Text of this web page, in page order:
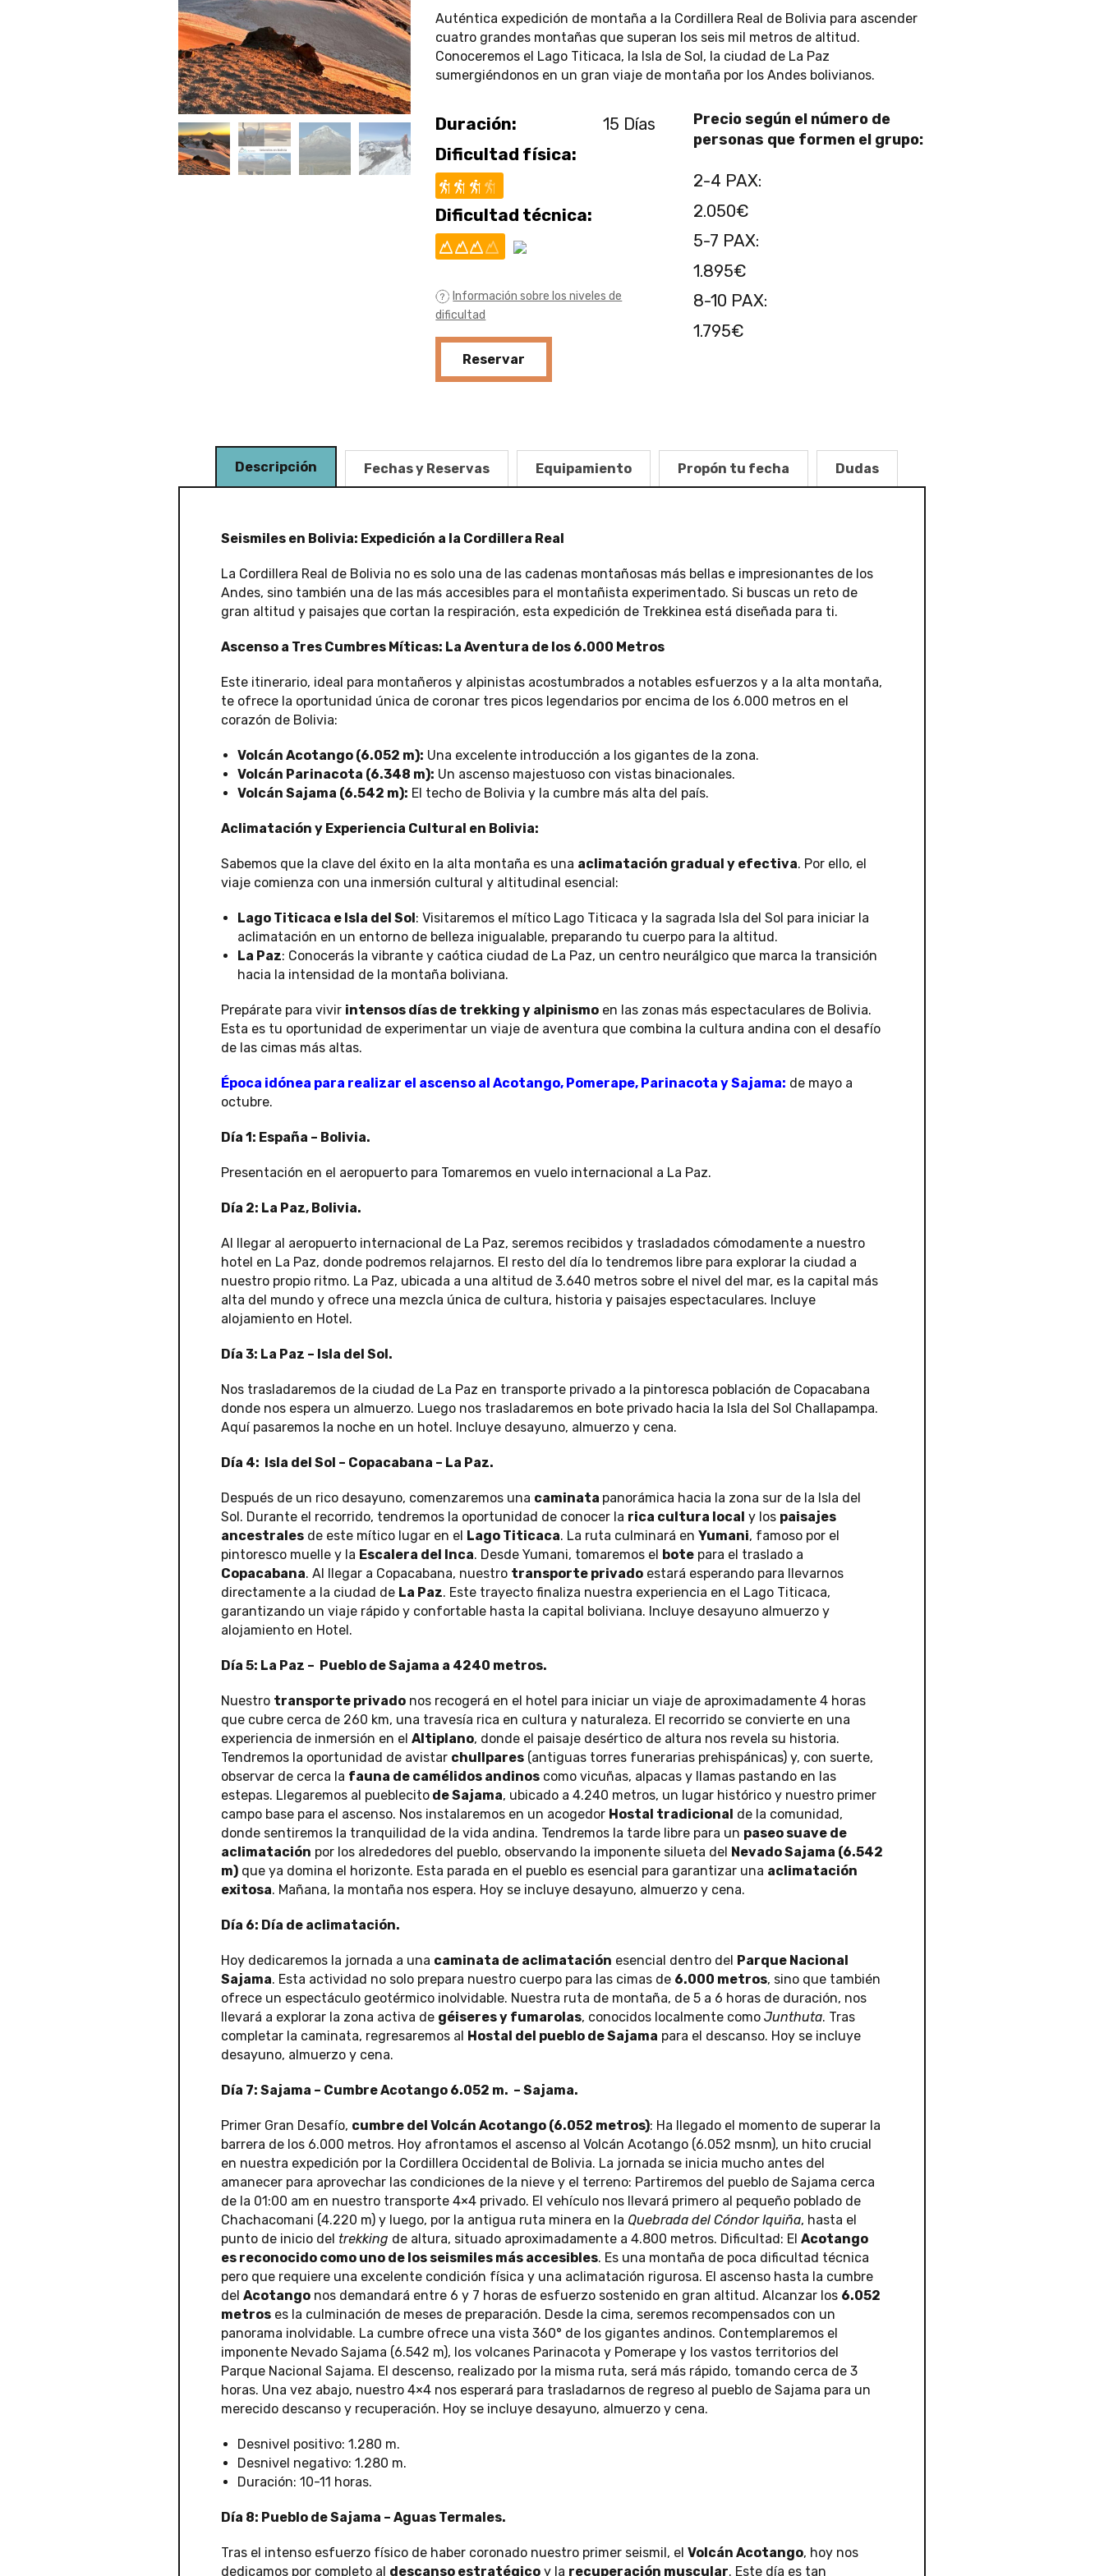
Auténtica expedición de montaña a la Cordillera Real de Bolivia para ascender
cuatro grandes montañas que superan los seis mil metros de altitud.
Conoceremos el Lago Titicaca, la Isla de Sol, la ciudad de La Paz
sumergiéndonos en un gran viaje de montaña por los Andes bolivianos.
Duración:
15 Días
Dificultad física:
Dificultad técnica:
Información sobre los niveles de
dificultad
Reservar
Precio según el número de
personas que formen el grupo:
2-4 PAX:
2.050€
5-7 PAX:
1.895€
8-10 PAX:
1.795€
Descripción Fechas y Reservas Equipamiento Propón tu fecha Dudas
Seismiles en Bolivia: Expedición a la Cordillera Real
La Cordillera Real de Bolivia no es solo una de las cadenas montañosas más bellas e impresionantes de los
Andes, sino también una de las más accesibles para el montañista experimentado. Si buscas un reto de
gran altitud y paisajes que cortan la respiración, esta expedición de Trekkinea está diseñada para ti.
Ascenso a Tres Cumbres Míticas: La Aventura de los 6.000 Metros
Este itinerario, ideal para montañeros y alpinistas acostumbrados a notables esfuerzos y a la alta montaña,
te ofrece la oportunidad única de coronar tres picos legendarios por encima de los 6.000 metros en el
corazón de Bolivia:
Volcán Acotango (6.052 m): Una excelente introducción a los gigantes de la zona.
Volcán Parinacota (6.348 m): Un ascenso majestuoso con vistas binacionales.
Volcán Sajama (6.542 m): El techo de Bolivia y la cumbre más alta del país.
Aclimatación y Experiencia Cultural en Bolivia:
Sabemos que la clave del éxito en la alta montaña es una aclimatación gradual y efectiva. Por ello, el
viaje comienza con una inmersión cultural y altitudinal esencial:
Lago Titicaca e Isla del Sol: Visitaremos el mítico Lago Titicaca y la sagrada Isla del Sol para iniciar la
aclimatación en un entorno de belleza inigualable, preparando tu cuerpo para la altitud.
La Paz: Conocerás la vibrante y caótica ciudad de La Paz, un centro neurálgico que marca la transición
hacia la intensidad de la montaña boliviana.
Prepárate para vivir intensos días de trekking y alpinismo en las zonas más espectaculares de Bolivia.
Esta es tu oportunidad de experimentar un viaje de aventura que combina la cultura andina con el desafío
de las cimas más altas.
Época idónea para realizar el ascenso al Acotango, Pomerape, Parinacota y Sajama: de mayo a
octubre.
Día 1: España – Bolivia.
Presentación en el aeropuerto para Tomaremos en vuelo internacional a La Paz.
Día 2: La Paz, Bolivia.
Al llegar al aeropuerto internacional de La Paz, seremos recibidos y trasladados cómodamente a nuestro
hotel en La Paz, donde podremos relajarnos. El resto del día lo tendremos libre para explorar la ciudad a
nuestro propio ritmo. La Paz, ubicada a una altitud de 3.640 metros sobre el nivel del mar, es la capital más
alta del mundo y ofrece una mezcla única de cultura, historia y paisajes espectaculares. Incluye
alojamiento en Hotel.
Día 3: La Paz – Isla del Sol.
Nos trasladaremos de la ciudad de La Paz en transporte privado a la pintoresca población de Copacabana
donde nos espera un almuerzo. Luego nos trasladaremos en bote privado hacia la Isla del Sol Challapampa.
Aquí pasaremos la noche en un hotel. Incluye desayuno, almuerzo y cena.
Día 4: Isla del Sol – Copacabana – La Paz.
Después de un rico desayuno, comenzaremos una caminata panorámica hacia la zona sur de la Isla del
Sol. Durante el recorrido, tendremos la oportunidad de conocer la rica cultura local y los paisajes
ancestrales de este mítico lugar en el Lago Titicaca. La ruta culminará en Yumani, famoso por el
pintoresco muelle y la Escalera del Inca. Desde Yumani, tomaremos el bote para el traslado a
Copacabana. Al llegar a Copacabana, nuestro transporte privado estará esperando para llevarnos
directamente a la ciudad de La Paz. Este trayecto finaliza nuestra experiencia en el Lago Titicaca,
garantizando un viaje rápido y confortable hasta la capital boliviana. Incluye desayuno almuerzo y
alojamiento en Hotel.
Día 5: La Paz – Pueblo de Sajama a 4240 metros.
Nuestro transporte privado nos recogerá en el hotel para iniciar un viaje de aproximadamente 4 horas
que cubre cerca de 260 km, una travesía rica en cultura y naturaleza. El recorrido se convierte en una
experiencia de inmersión en el Altiplano, donde el paisaje desértico de altura nos revela su historia.
Tendremos la oportunidad de avistar chullpares (antiguas torres funerarias prehispánicas) y, con suerte,
observar de cerca la fauna de camélidos andinos como vicuñas, alpacas y llamas pastando en las
estepas. Llegaremos al pueblecito de Sajama, ubicado a 4.240 metros, un lugar histórico y nuestro primer
campo base para el ascenso. Nos instalaremos en un acogedor Hostal tradicional de la comunidad,
donde sentiremos la tranquilidad de la vida andina. Tendremos la tarde libre para un paseo suave de
aclimatación por los alrededores del pueblo, observando la imponente silueta del Nevado Sajama (6.542
m) que ya domina el horizonte. Esta parada en el pueblo es esencial para garantizar una aclimatación
exitosa. Mañana, la montaña nos espera. Hoy se incluye desayuno, almuerzo y cena.
Día 6: Día de aclimatación.
Hoy dedicaremos la jornada a una caminata de aclimatación esencial dentro del Parque Nacional
Sajama. Esta actividad no solo prepara nuestro cuerpo para las cimas de 6.000 metros, sino que también
ofrece un espectáculo geotérmico inolvidable. Nuestra ruta de montaña, de 5 a 6 horas de duración, nos
llevará a explorar la zona activa de géiseres y fumarolas, conocidos localmente como Junthuta. Tras
completar la caminata, regresaremos al Hostal del pueblo de Sajama para el descanso. Hoy se incluye
desayuno, almuerzo y cena.
Día 7: Sajama – Cumbre Acotango 6.052 m. – Sajama.
Primer Gran Desafío, cumbre del Volcán Acotango (6.052 metros): Ha llegado el momento de superar la
barrera de los 6.000 metros. Hoy afrontamos el ascenso al Volcán Acotango (6.052 msnm), un hito crucial
en nuestra expedición por la Cordillera Occidental de Bolivia. La jornada se inicia mucho antes del
amanecer para aprovechar las condiciones de la nieve y el terreno: Partiremos del pueblo de Sajama cerca
de la 01:00 am en nuestro transporte 4×4 privado. El vehículo nos llevará primero al pequeño poblado de
Chachacomani (4.220 m) y luego, por la antigua ruta minera en la Quebrada del Cóndor Iquiña, hasta el
punto de inicio del trekking de altura, situado aproximadamente a 4.800 metros. Dificultad: El Acotango
es reconocido como uno de los seismiles más accesibles. Es una montaña de poca dificultad técnica
pero que requiere una excelente condición física y una aclimatación rigurosa. El ascenso hasta la cumbre
del Acotango nos demandará entre 6 y 7 horas de esfuerzo sostenido en gran altitud. Alcanzar los 6.052
metros es la culminación de meses de preparación. Desde la cima, seremos recompensados con un
panorama inolvidable. La cumbre ofrece una vista 360° de los gigantes andinos. Contemplaremos el
imponente Nevado Sajama (6.542 m), los volcanes Parinacota y Pomerape y los vastos territorios del
Parque Nacional Sajama. El descenso, realizado por la misma ruta, será más rápido, tomando cerca de 3
horas. Una vez abajo, nuestro 4×4 nos esperará para trasladarnos de regreso al pueblo de Sajama para un
merecido descanso y recuperación. Hoy se incluye desayuno, almuerzo y cena.
Desnivel positivo: 1.280 m.
Desnivel negativo: 1.280 m.
Duración: 10-11 horas.
Día 8: Pueblo de Sajama – Aguas Termales.
Tras el intenso esfuerzo físico de haber coronado nuestro primer seismil, el Volcán Acotango, hoy nos
dedicamos por completo al descanso estratégico y la recuperación muscular. Este día es tan